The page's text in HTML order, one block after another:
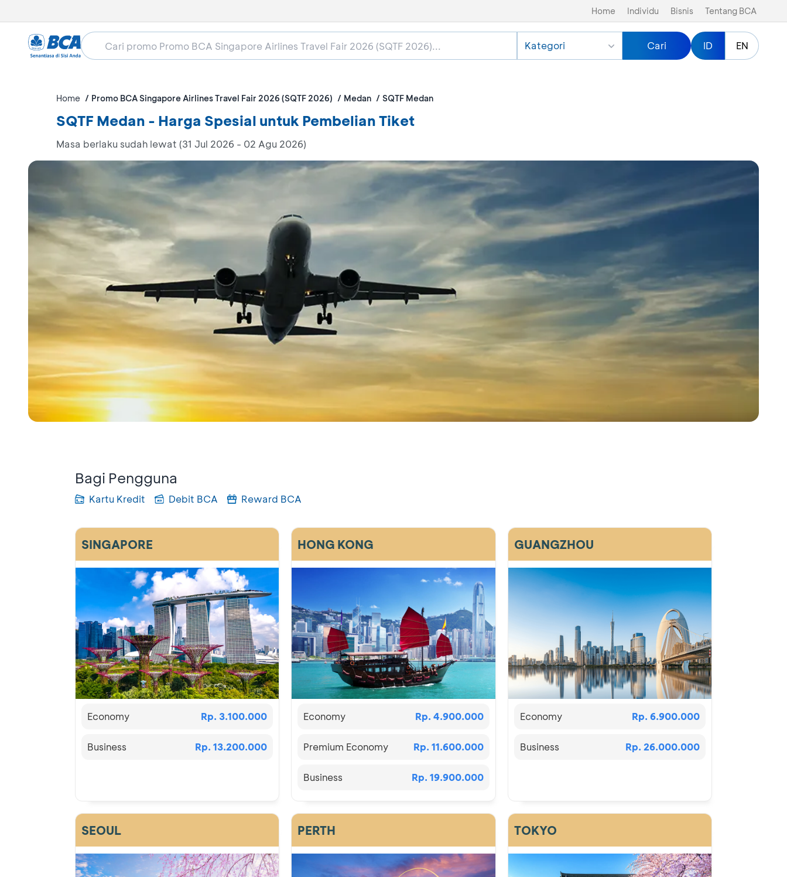
Home Individu Bisnis Tentang BCA
Kategori Cari ID EN
Home Promo BCA Singapore Airlines Travel Fair 2026 (SQTF 2026) Medan SQTF Medan
SQTF Medan - Harga Spesial untuk Pembelian Tiket
Masa berlaku sudah lewat (31 Jul 2026 - 02 Agu 2026)
Bagi Pengguna
Kartu Kredit Debit BCA Reward BCA
SINGAPORE
Economy Rp. 3.100.000
Business Rp. 13.200.000
HONG KONG
Economy Rp. 4.900.000
Premium Economy Rp. 11.600.000
Business Rp. 19.900.000
GUANGZHOU
Economy Rp. 6.900.000
Business Rp. 26.000.000
SEOUL PERTH TOKYO